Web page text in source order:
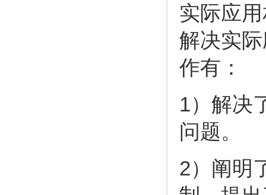
实际应
解决实
作有：
1）解决
问题。
2）阐明